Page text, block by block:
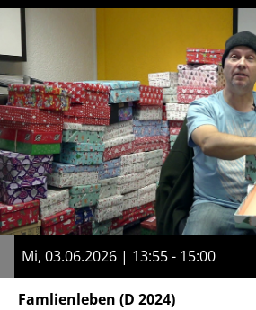
Mi, 03.06.2026 | 13:55 - 15:00
Famlienleben (D 2024)